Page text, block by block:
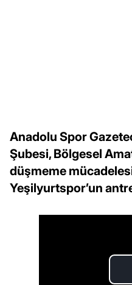
Anadolu Spor
Şubesi, Bölgesel
düşmeme
Yeşilyurtspor’un